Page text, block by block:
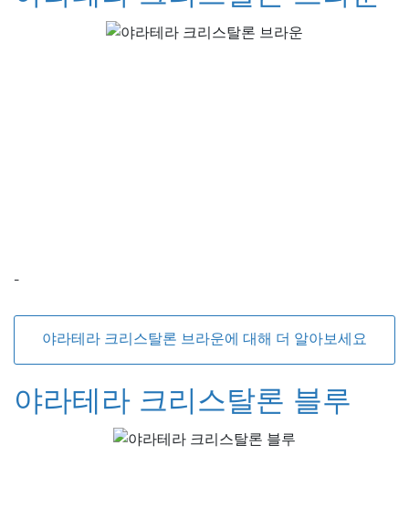
-
야라테라 크리스탈론 브라운에 대해 더 알아보세요
야라테라 크리스탈론 블루